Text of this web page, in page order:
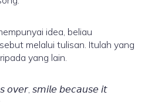
idea, beliau
melalui tulisan. Itulah yang
yang lain.
𝘰𝘷𝘦𝘳, 𝘴𝘮𝘪𝘭𝘦 𝘣𝘦𝘤𝘢𝘶𝘴𝘦 𝘪𝘵